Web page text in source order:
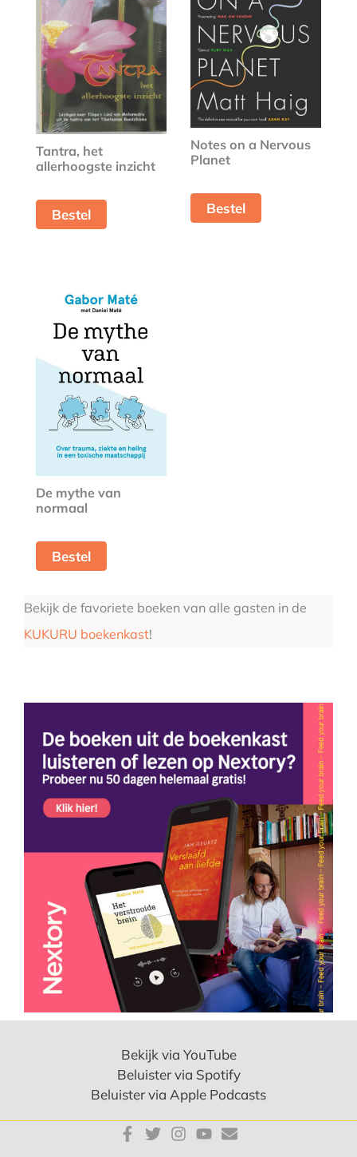
Tantra, het
allerhoogste inzicht
Bestel
Notes on a Nervous
Planet
Bestel
De mythe van
normaal
Bestel
Bekijk de favoriete boeken van alle gasten in de
KUKURU boekenkast!
Bekijk via YouTube
Beluister via Spotify
Beluister via Apple Podcasts